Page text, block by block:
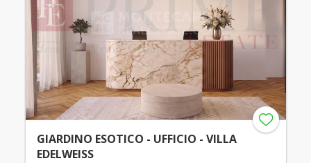
GIARDINO ESOTICO - UFFICIO - VILLA
EDELWEISS